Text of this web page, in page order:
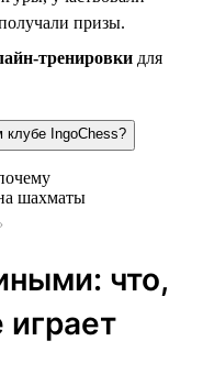
призы.
тренировки для
клубе IngoChess?
что,
играет